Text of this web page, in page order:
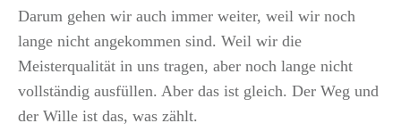
Darum gehen wir auch immer weiter, weil wir noch
lange nicht angekommen sind. Weil wir die
Meisterqualität in uns tragen, aber noch lange nicht
vollständig ausfüllen. Aber das ist gleich. Der Weg und
der Wille ist das, was zählt.